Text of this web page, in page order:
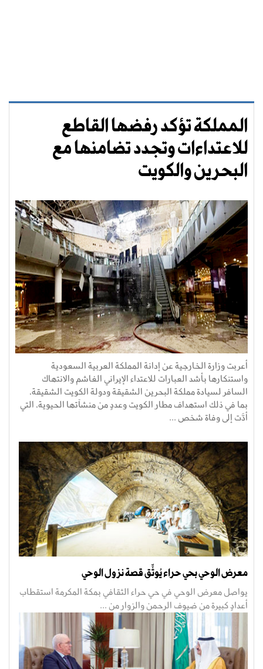
المملكة تؤكد رفضها القاطع
للاعتداءات وتجدد تضامنها مع
البحرين والكويت
أعربت وزارة الخارجية عن إدانة المملكة العربية السعودية
واستنكارها بأشد العبارات للاعتداء الإيراني الغاشم والانتهاك
السافر لسيادة مملكة البحرين الشقيقة ودولة الكويت الشقيقة،
بما في ذلك استهداف مطار الكويت وعددٍ من منشآتها الحيوية، التي
أدَّت إلى وفاة شخص ...
معرض الوحي بحي حراء يُوثِّق قصة نزول الوحي
يواصل معرض الوحي في حي حراء الثقافي بمكة المكرمة استقطاب
أعدادٍ كبيرة من ضيوف الرحمن والزوار من ...